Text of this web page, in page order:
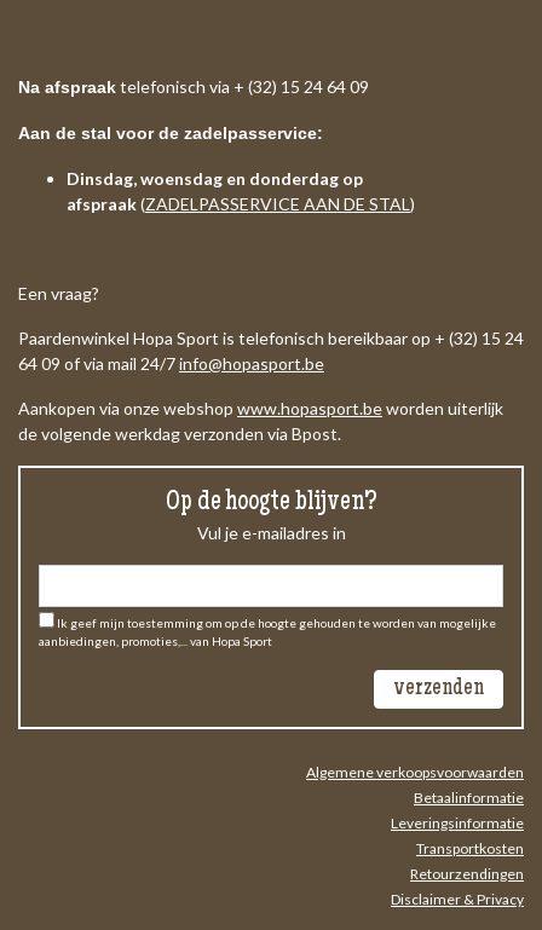
Na afspraaktelefonisch via + (32) 15 24 64 09
Aan de stal voor de zadelpasservice:
Dinsdag, woensdag en donderdag op
afspraak(ZADELPASSERVICE AAN DE STAL )
Een vraag?
Paardenwinkel Hopa Sport is telefonisch bereikbaar op + (32) 15 24
64 09 of via mail 24/7info@hopasport.be
Aankopen via onze webshop www.hopasport.beworden uiterlijk
de volgende werkdag verzonden via Bpost.
Op de hoogte blijven?
Vul je e-mailadres in
Ik geef mijn toestemming om op de hoogte gehouden te worden van mogelijke
aanbiedingen, promoties,... van Hopa Sport
Algemene verkoopsvoorwaarden
Betaalinformatie
Leveringsinformatie
Transportkosten
Retourzendingen
Disclaimer & Privacy